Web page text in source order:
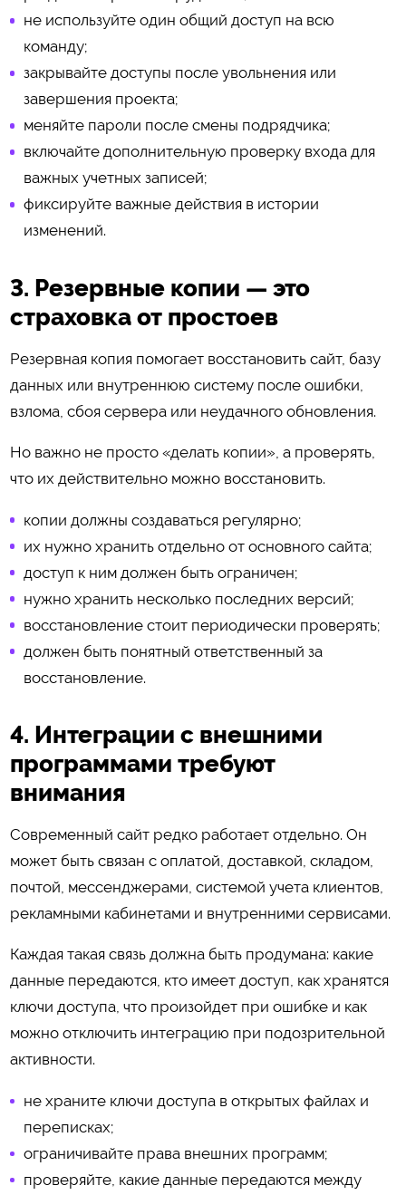
не используйте один общий доступ на всю
команду;
закрывайте доступы после увольнения или
завершения проекта;
меняйте пароли после смены подрядчика;
включайте дополнительную проверку входа для
важных учетных записей;
фиксируйте важные действия в истории
изменений.
3. Резервные копии — это
страховка от простоев
Резервная копия помогает восстановить сайт, базу
данных или внутреннюю систему после ошибки,
взлома, сбоя сервера или неудачного обновления.
Но важно не просто «делать копии», а проверять,
что их действительно можно восстановить.
копии должны создаваться регулярно;
их нужно хранить отдельно от основного сайта;
доступ к ним должен быть ограничен;
нужно хранить несколько последних версий;
восстановление стоит периодически проверять;
должен быть понятный ответственный за
восстановление.
4. Интеграции с внешними
программами требуют
внимания
Современный сайт редко работает отдельно. Он
может быть связан с оплатой, доставкой, складом,
почтой, мессенджерами, системой учета клиентов,
рекламными кабинетами и внутренними сервисами.
Каждая такая связь должна быть продумана: какие
данные передаются, кто имеет доступ, как хранятся
ключи доступа, что произойдет при ошибке и как
можно отключить интеграцию при подозрительной
активности.
не храните ключи доступа в открытых файлах и
переписках;
ограничивайте права внешних программ;
проверяйте, какие данные передаются между